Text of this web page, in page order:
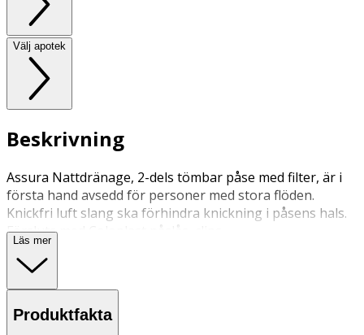
Välj apotek
Beskrivning
Assura Nattdränage, 2-dels tömbar påse med filter, är i
första hand avsedd för personer med stora flöden.
Knickfri luft slang ska förhindra knickning i påsens hals.
Försluts med Coloplast påslås, clips.
Läs mer
Produktfakta